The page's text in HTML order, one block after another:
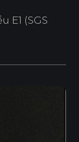
E1 (SGS